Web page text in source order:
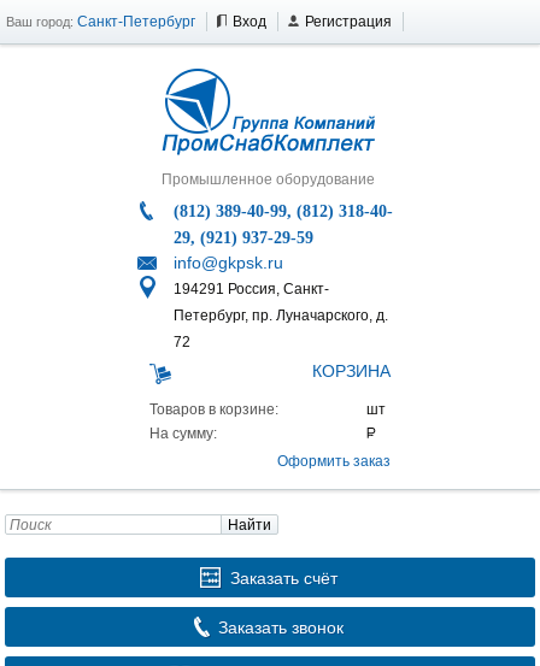
Ваш город: Санкт-Петербург Вход Регистрация
Промышленное оборудование
(812) 389-40-99, (812) 318-40-
29, (921) 937-29-59
info@gkpsk.ru
194291 Россия, Санкт-
Петербург, пр. Луначарского, д.
72
КОРЗИНА
Товаров в корзине:
На сумму:
Оформить заказ
Найти
Заказать счёт
Заказать звонок